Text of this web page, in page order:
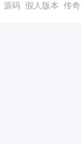
源码 假人版本 传